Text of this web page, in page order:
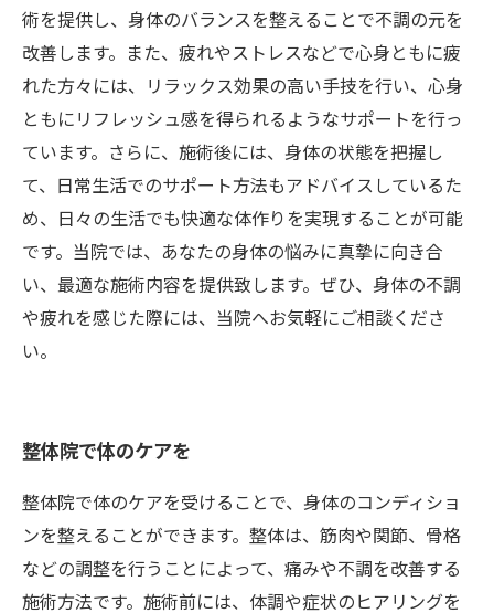
術を提供し、身体のバランスを整えることで不調の元を
改善します。また、疲れやストレスなどで心身ともに疲
れた方々には、リラックス効果の高い手技を行い、心身
ともにリフレッシュ感を得られるようなサポートを行っ
ています。さらに、施術後には、身体の状態を把握し
て、日常生活でのサポート方法もアドバイスしているた
め、日々の生活でも快適な体作りを実現することが可能
です。当院では、あなたの身体の悩みに真摯に向き合
い、最適な施術内容を提供致します。ぜひ、身体の不調
や疲れを感じた際には、当院へお気軽にご相談くださ
い。
整体院で体のケアを
整体院で体のケアを受けることで、身体のコンディショ
ンを整えることができます。整体は、筋肉や関節、骨格
などの調整を行うことによって、痛みや不調を改善する
施術方法です。施術前には、体調や症状のヒアリングを